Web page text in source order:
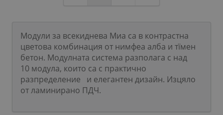
Модули за всекиднева Миа са в контрастна
цветова комбинация от нимфеа алба и тїмен
бетон. Модулната система разполага с над
10 модула, които са с практично
разпределение и елегантен дизайн. Изцяло
от ламинирано ПДЧ.